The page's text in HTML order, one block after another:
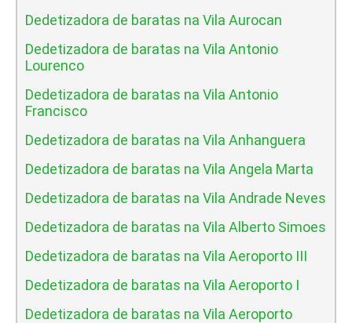
Dedetizadora de baratas na Vila Aurocan
Dedetizadora de baratas na Vila Antonio
Lourenco
Dedetizadora de baratas na Vila Antonio
Francisco
Dedetizadora de baratas na Vila Anhanguera
Dedetizadora de baratas na Vila Angela Marta
Dedetizadora de baratas na Vila Andrade Neves
Dedetizadora de baratas na Vila Alberto Simoes
Dedetizadora de baratas na Vila Aeroporto III
Dedetizadora de baratas na Vila Aeroporto I
Dedetizadora de baratas na Vila Aeroporto